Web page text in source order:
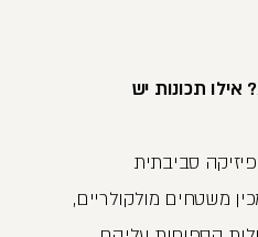
אילו תכונות יש
סביבתית
משטחים מולקולריים,